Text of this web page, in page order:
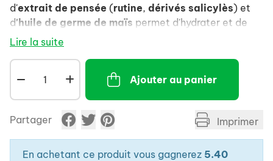
d'extrait de pensée (rutine, dérivés salicylès) et
d'huile de germe de maïs permet d'hydrater et de
décongestionner intésément le conduit auditif.
Présentation
Conservation
Durée de conservation après ouverture : 12 mois.
Lire la suite
Ajouter au panier
Partager Imprimer
En achetant ce produit vous gagnerez 5.40